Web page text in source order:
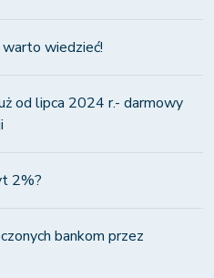
wiedzieć!
od lipca 2024 r.- darmowy
2%?
bankom przez